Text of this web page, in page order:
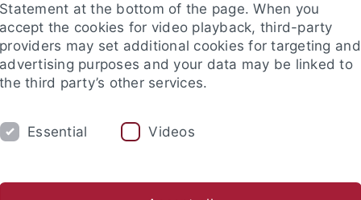
ILIAS Arbeitsplätze
Lernen & Arbeiten
Statement at the bottom of the page. When you
accept the cookies for video playback, third-party
providers may set additional cookies for targeting and
advertising purposes and your data may be linked to
the third party’s other services.
Essential Videos